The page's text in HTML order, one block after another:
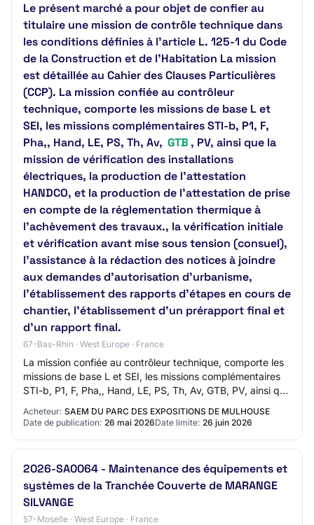
Le présent marché a pour objet de confier au
titulaire une mission de contrôle technique dans
les conditions définies à l'article L. 125-1 du Code
de la Construction et de l'Habitation La mission
est détaillée au Cahier des Clauses Particulières
(CCP). La mission confiée au contrôleur
technique, comporte les missions de base L et
SEI, les missions complémentaires STI-b, P1, F,
Pha,, Hand, LE, PS, Th, Av, GTB , PV, ainsi que la
mission de vérification des installations
électriques, la production de l’attestation
HANDCO, et la production de l’attestation de prise
en compte de la réglementation thermique à
l’achèvement des travaux., la vérification initiale
et vérification avant mise sous tension (consuel),
l’assistance à la rédaction des notices à joindre
aux demandes d’autorisation d’urbanisme,
l’établissement des rapports d’étapes en cours de
chantier, l’établissement d’un prérapport final et
d’un rapport final.
67-Bas-Rhin · West Europe · France
La mission confiée au contrôleur technique, comporte les
missions de base L et SEI, les missions complémentaires
STI-b, P1, F, Pha,, Hand, LE, PS, Th, Av, GTB, PV, ainsi que
Acheteur: SAEM DU PARC DES EXPOSITIONS DE MULHOUSE
Date de publication: 26 mai 2026Date limite: 26 juin 2026
2026-SA0064 - Maintenance des équipements et
systèmes de la Tranchée Couverte de MARANGE
SILVANGE
57-Moselle · West Europe · France